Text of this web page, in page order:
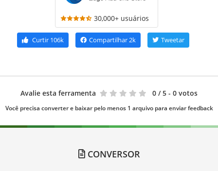
30,000+ usuários
Curtir 106k Compartilhar2k Tweetar
Avalie esta ferramenta 0 / 5 - 0 votos
Você precisa converter e baixar pelo menos 1 arquivo para enviar feedback
CONVERSOR